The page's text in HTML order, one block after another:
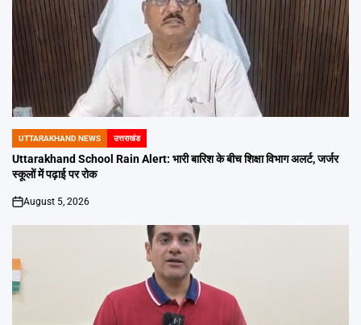
POSTED
IN
UTTARAKHAND NEWS उत्तराखंड
Uttarakhand School Rain Alert: भारी बारिश के बीच शिक्षा विभाग अलर्ट, जर्जर
स्कूलों में पढ़ाई पर रोक
on
August 5, 2026